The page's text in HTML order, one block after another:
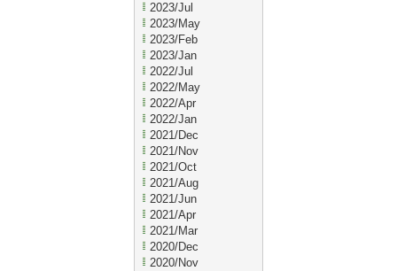
2023/Jul
2023/May
2023/Feb
2023/Jan
2022/Jul
2022/May
2022/Apr
2022/Jan
2021/Dec
2021/Nov
2021/Oct
2021/Aug
2021/Jun
2021/Apr
2021/Mar
2020/Dec
2020/Nov